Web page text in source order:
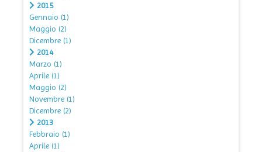
2015
Gennaio (1)
Maggio (2)
Dicembre (1)
2014
Marzo (1)
Aprile (1)
Maggio (2)
Novembre (1)
Dicembre (2)
2013
Febbraio (1)
Aprile (1)